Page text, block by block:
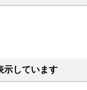
示しています